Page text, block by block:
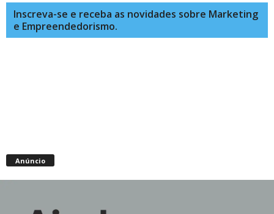
Inscreva-se e receba as novidades sobre Marketing
e Empreendedorismo.
Anúncio